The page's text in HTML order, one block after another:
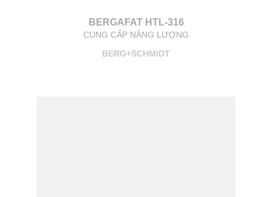
BERGAFAT HTL-316
CUNG CẤP NĂNG LƯỢNG
BERG+SCHMIDT